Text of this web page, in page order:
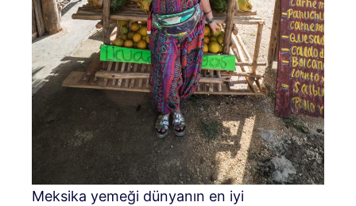
Meksika yemeği dünyanın en iyi